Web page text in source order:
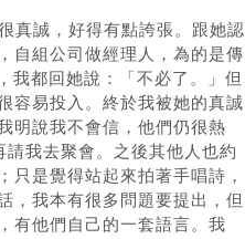
真誠，好得有點誇張。跟她認
自組公司做經理人，為的是傳
我都回她說：「不必了。」但
容易投入。終於我被她的真誠
明說我不會信，他們仍很熱
我去聚會。之後其他人也約
只是覺得站起來拍著手唱詩，
，我本有很多問題要提出，但
有他們自己的一套語言。我